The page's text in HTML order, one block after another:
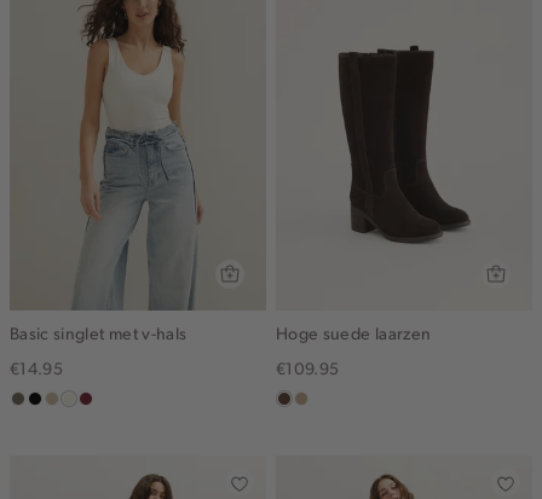
Basic singlet met v-hals
€14.95
middenbruin
zwartlichtzand
wit,bordeaux
Hoge suede laarzen
€109.95
donkerbruin
zand